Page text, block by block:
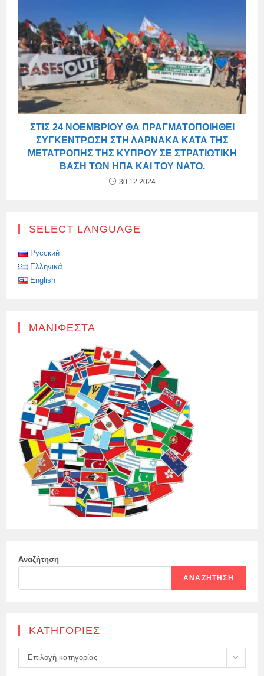
ΣΤΙΣ 24 ΝΟΕΜΒΡΊΟΥ ΘΑ ΠΡΑΓΜΑΤΟΠΟΙΗΘΕΊ
ΣΥΓΚΈΝΤΡΩΣΗ ΣΤΗ ΛΆΡΝΑΚΑ ΚΑΤΆ ΤΗΣ
ΜΕΤΑΤΡΟΠΉΣ ΤΗΣ ΚΎΠΡΟΥ ΣΕ ΣΤΡΑΤΙΩΤΙΚΉ
ΒΆΣΗ ΤΩΝ ΗΠΑ ΚΑΙ ΤΟΥ ΝΑΤΟ.
30.12.2024
SELECT LANGUAGE
Русский
Ελληνικά
English
ΜΑΝΙΦΈΣΤΑ
Αναζήτηση
ΑΝΑΖΉΤΗΣΗ
KΑΤΗΓΟΡΊΕΣ
Kατηγορίες
Επιλογή κατηγορίας